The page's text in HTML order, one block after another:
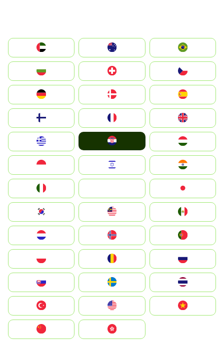
الإمارات العربية المتحدة
Switzerland
Deutschland
United Kingdom
Magyarország
South Korea
United States
中國香港特別行政區